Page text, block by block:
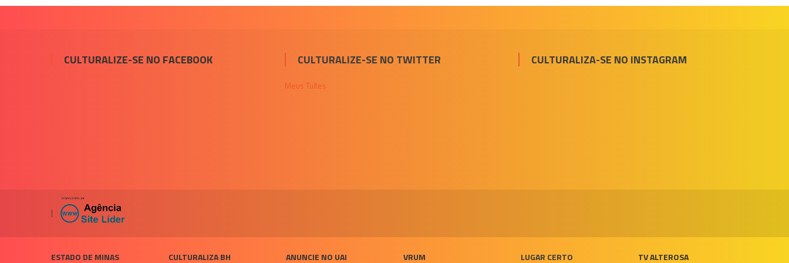
CULTURALIZE-SE NO FACEBOOK CULTURALIZE-SE NO TWITTER
Meus Tuítes
CULTURALIZA-SE NO INSTAGRAM
|
ESTADO DE MINAS CULTURALIZA BH ANUNCIE NO UAI VRUM LUGAR CERTO TV ALTEROSA